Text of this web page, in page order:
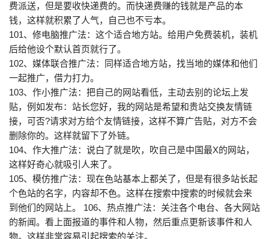
费派送，但是要收快递费的。而快递费赚的钱就是产品的本
钱，这样就积累了人气，自己也不亏本。
101、修电脑推广法：这个适合地方站。给用户免费装机，装机
后给他设个默认首页就行了。
102、媒体联合推广法：同样适合地方站，找当地的媒体和他们
一起推广，借力打力。
103、作小推广法：把自己的网站看低，主动去别的论坛上发
贴，例如发布：站长您好，我的网站是希望和贵站交换友情链
接，可否?请求对方给个友情链接，这样不算广告贴，对方不会
删除你的。这样就留下了外链。
104、作大推广法：说白了就是吹，吹自己是中国最X的网站，
这样好奇心就吸引人来了。
105、模仿推广法：现在色站基本上都关了，但是有很多站长起
个色站的名字，内容却不色。这样在搜索中搜索的时候就会来
到他们的网站上。 106、热点推广法：关注各个电台、各大网站
的新闻。看上面报道的事件和人物，然后重点更新该事件和人
物。这样非常容易引起搜索的关注。